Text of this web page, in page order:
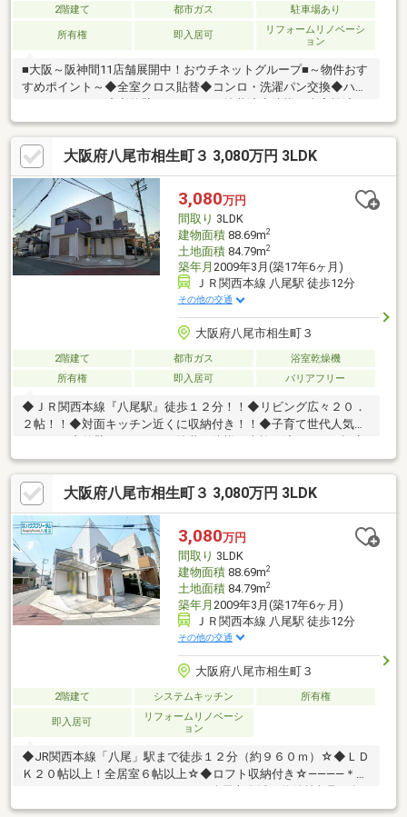
2階建て 都市ガス 駐車場あり
所有権 即入居可
リフォームリノベーシ
ョン
■大阪～阪神間11店舗展開中！おウチネットグループ■～物件おす
すめポイント～◆全室クロス貼替◆コンロ・洗濯パン交換◆ハウ
スクリーニング済◆外壁・バルコニー塗装済◆防蟻工事実施済さ
らに…◆LDKは広々20.2帖♪◆全居室6帖以上＋収納完備◆ファミ
リーにもおすすめのゆとりある間取り！◆角地～おウチネットの
強み～☆地域密着だからこそ、エリア情報・周辺環境のご提案に
自信あり！☆住宅ローンに強く、他社で難しいご相談も柔軟に対
応可能！☆弊社限定でご紹介可能な未公開物件情報あり！☆ご購
入後も安心のアフターサポート付き♪お気軽にお問い合わせくださ
い♪
大阪府八尾市相生町３ 3,080万円 3LDK
3,080万円
間取り 3LDK
建物面積88.69m2
土地面積84.79m2
築年月 2009年3月(築17年6ヶ月)
ＪＲ関西本線 八尾駅 徒歩12分
その他の交通
大阪府八尾市相生町３
2階建て 都市ガス
浴室乾燥機
所有権
即入居可 バリアフリー
◆ＪＲ関西本線『八尾駅』徒歩１２分！！◆リビング広々２０．
２帖！！◆対面キッチン近くに収納付き！！◆子育て世代人気エ
こども園 八尾青い鳥学園：徒歩１１分・永畑小学校：徒歩７分・
龍華中学校：徒歩２３分・マクドナルド ２５号八尾店：徒歩７
分・セブン-イレブン 八尾相生町２丁目店：徒歩６分・グルメシテ
ィ 八尾店：徒歩１４分・ドン・キホーテ 八尾店：徒歩１１分■内
覧受付開始です♪■前面道路広々♪閑静な分譲地内に立地♪■自己資
金０円からでも購入OK！■住宅ローン・ファイナンシャルプラン
ナー相談会実施中！
大阪府八尾市相生町３ 3,080万円 3LDK
3,080万円
間取り 3LDK
建物面積88.69m2
土地面積84.79m2
築年月 2009年3月(築17年6ヶ月)
ＪＲ関西本線 八尾駅 徒歩12分
その他の交通
大阪府八尾市相生町３
2階建て システムキッチン 所有権
即入居可
リフォームリノベーシ
ョン
◆JR関西本線「八尾」駅まで徒歩１２分（約９６０ｍ）☆◆ＬＤ
Ｋ２０帖以上！全居室６帖以上☆◆ロフト収納付き☆――――＊
――――＊――――＊――――＊――――■八尾市全域の物件情報取り扱
い可能！■ハウスフリーダムは【東証スタンダード上場企業】で